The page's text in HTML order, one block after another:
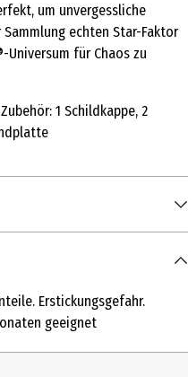
um unvergessliche
echten Star-Faktor
Universum für Chaos zu
1 Schildkappe, 2
Erstickungsgefahr.
geeignet